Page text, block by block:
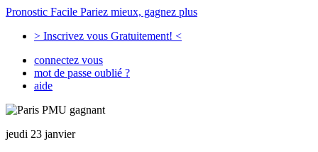
Pronostic Facile Pariez mieux, gagnez plus
> Inscrivez vous Gratuitement! <
connectez vous
mot de passe oublié ?
aide
jeudi 23 janvier